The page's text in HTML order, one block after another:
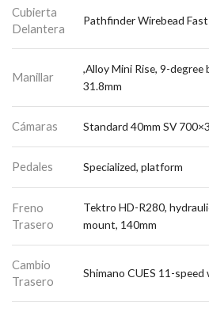
Cubierta
Delantera
Pathfinder Wirebead
Manillar
,Alloy Mini Rise, 9-degree
31.8mm
Cámaras Standard 40mm SV
Pedales Specialized, platform
Freno
Trasero
Tektro HD-R280,
mount, 140mm
Cambio
Trasero
Shimano CUES 11-